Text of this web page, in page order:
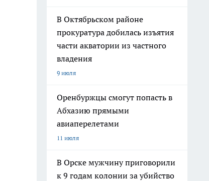
В Октябрьском районе
прокуратура добилась изъятия
части акватории из частного
владения
9 июля
Оренбуржцы смогут попасть в
Абхазию прямыми
авиаперелетами
11 июля
В Орске мужчину приговорили
к 9 годам колонии за убийство